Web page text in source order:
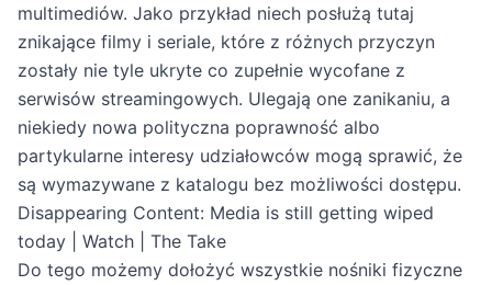
multimediów. Jako przykład niech posłużą tutaj
znikające filmy i seriale, które z różnych przyczyn
zostały nie tyle ukryte co zupełnie wycofane z
serwisów streamingowych. Ulegają one zanikaniu, a
niekiedy nowa polityczna poprawność albo
partykularne interesy udziałowców mogą sprawić, że
są wymazywane z katalogu bez możliwości dostępu.
Disappearing Content: Media is still getting wiped
today | Watch | The Take
Do tego możemy dołożyć wszystkie nośniki fizyczne